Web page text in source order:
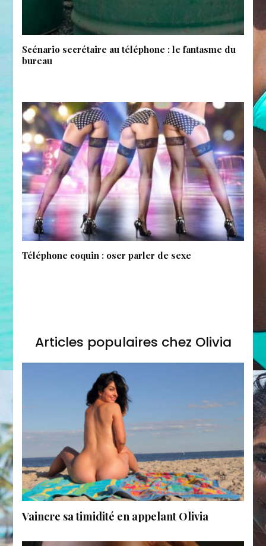
Scénario secrétaire au téléphone : le fantasme du
bureau
Téléphone coquin : oser parler de sexe
Articles populaires chez Olivia
Vaincre sa timidité en appelant Olivia